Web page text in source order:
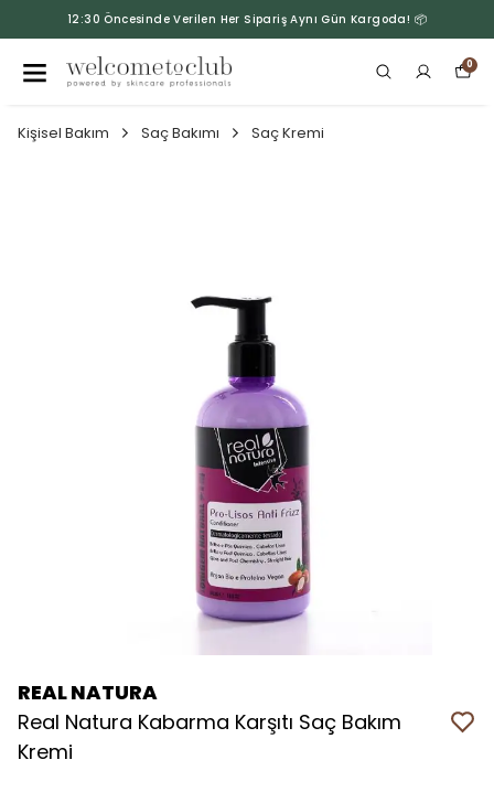
12:30 Öncesinde Verilen Her Sipariş Aynı Gün Kargoda! 📦
0
Kişisel Bakım Saç Bakımı Saç Kremi
REAL NATURA
Real Natura Kabarma Karşıtı Saç Bakım
Kremi